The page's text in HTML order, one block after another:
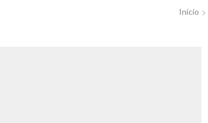
Início